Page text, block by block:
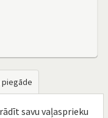
piegāde
savu vaļasprieku